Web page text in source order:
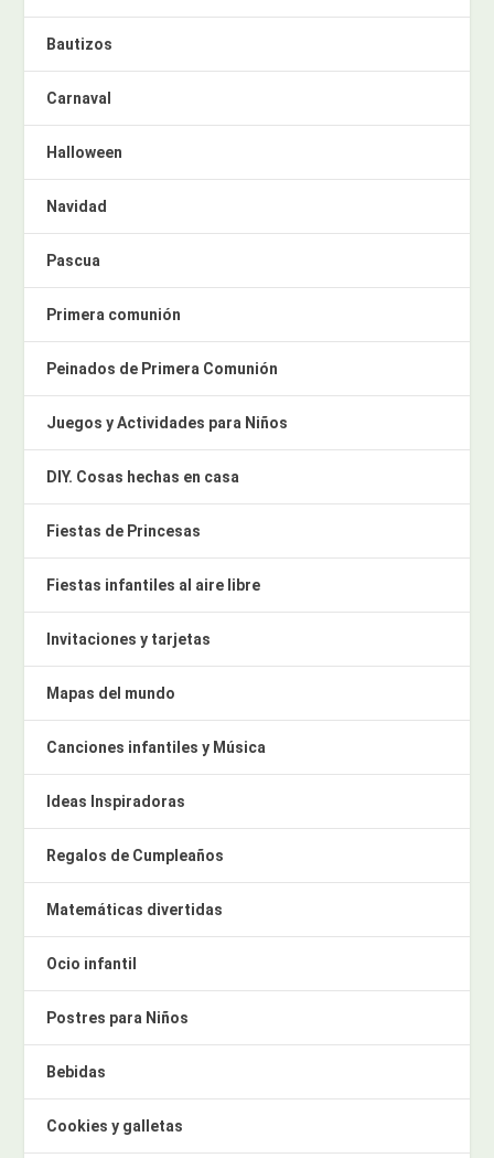
Bautizos
Carnaval
Halloween
Navidad
Pascua
Primera comunión
Peinados de Primera Comunión
Juegos y Actividades para Niños
DIY. Cosas hechas en casa
Fiestas de Princesas
Fiestas infantiles al aire libre
Invitaciones y tarjetas
Mapas del mundo
Canciones infantiles y Música
Ideas Inspiradoras
Regalos de Cumpleaños
Matemáticas divertidas
Ocio infantil
Postres para Niños
Bebidas
Cookies y galletas